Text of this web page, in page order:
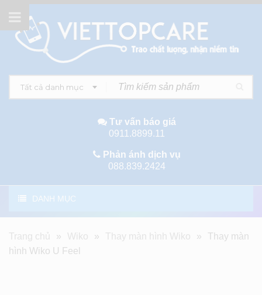
Tất cả danh mục
Tư vấn báo giá
0911.8899.11
Phản ánh dịch vụ
088.839.2424
DANH MỤC
Trang chủ » Wiko » Thay màn hình Wiko »
Thay màn
hình Wiko U Feel